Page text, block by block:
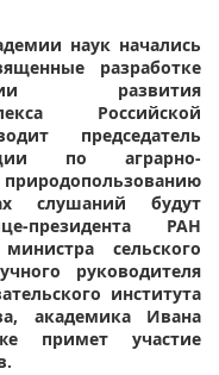
наук начались
разработке
развития
Российской
председатель
по аграрно-
слушаний будут
президента РАН
сельского
руководителя
института
академика Ивана
примет участие